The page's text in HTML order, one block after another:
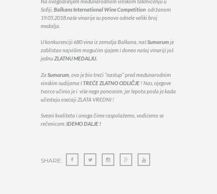
Sofiji, Balkans International Wine Competition održanom
19.05.2018.naše vinarije su ponovo odnele veliki broj
medalja.
U konkurenciji 680 vina iz zemalja Balkana, našSumarumje
zablistao najvišim mogućim sjajem i doneo našoj vinariji još
jednuZLATNU MEDALJU.
Za Sumarum , ovo je bio treći “nastup” pred međunarodnim
vinskim sudijama ITREĆE ZLATNO ODLIČJE ! Nas, njegove
tvorce učinio je i više nego ponosnim, jer lepota posla je kada
učestaju osećaji ZLATA VREDNI !
Svesni kvaliteta i onoga čime raspolažemo, vodićemo se
rečenicom:IDEMO DALJE !
SHARE: